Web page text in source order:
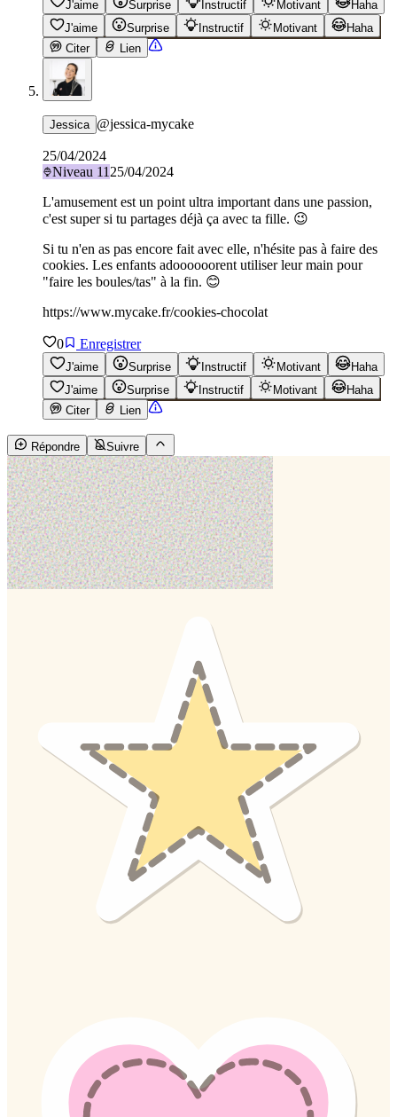
J'aime Surprise Instructif Motivant
Haha
J'aime
Surprise Instructif Motivant
Haha
Citer
Lien
Jessica @jessica-mycake
25/04/2024
Niveau 11 25/04/2024
L'amusement est un point ultra important dans une passion,
c'est super si tu partages déjà ça avec ta fille. 😉
Si tu n'en as pas encore fait avec elle, n'hésite pas à faire des
cookies. Les enfants adoooooorent utiliser leur main pour
"faire les boules/tas" à la fin. 😊
https://www.mycake.fr/cookies-chocolat
0 Enregistrer
J'aime Surprise Instructif Motivant
Haha
J'aime
Surprise Instructif Motivant
Haha
Citer
Lien
Répondre Suivre